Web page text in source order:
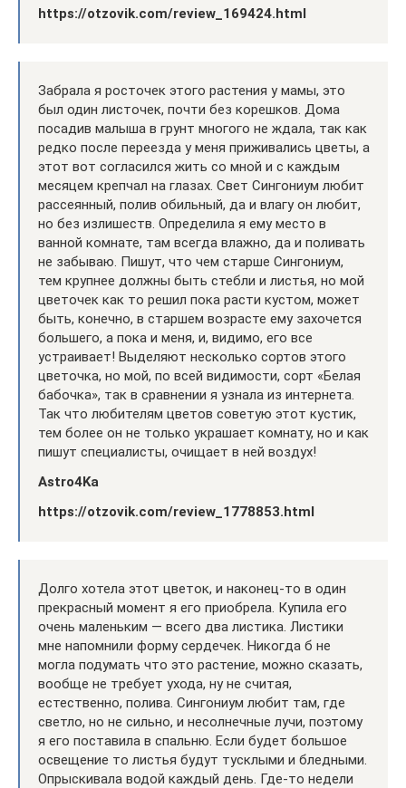
https://otzovik.com/review_169424.html
Забрала я росточек этого растения у мамы, это
был один листочек, почти без корешков. Дома
посадив малыша в грунт многого не ждала, так как
редко после переезда у меня приживались цветы, а
этот вот согласился жить со мной и с каждым
месяцем крепчал на глазах. Свет Сингониум любит
рассеянный, полив обильный, да и влагу он любит,
но без излишеств. Определила я ему место в
ванной комнате, там всегда влажно, да и поливать
не забываю. Пишут, что чем старше Сингониум,
тем крупнее должны быть стебли и листья, но мой
цветочек как то решил пока расти кустом, может
быть, конечно, в старшем возрасте ему захочется
большего, а пока и меня, и, видимо, его все
устраивает! Выделяют несколько сортов этого
цветочка, но мой, по всей видимости, сорт «Белая
бабочка», так в сравнении я узнала из интернета.
Так что любителям цветов советую этот кустик,
тем более он не только украшает комнату, но и как
пишут специалисты, очищает в ней воздух!
Astro4Ka
https://otzovik.com/review_1778853.html
Долго хотела этот цветок, и наконец-то в один
прекрасный момент я его приобрела. Купила его
очень маленьким — всего два листика. Листики
мне напомнили форму сердечек. Никогда б не
могла подумать что это растение, можно сказать,
вообще не требует ухода, ну не считая,
естественно, полива. Сингониум любит там, где
светло, но не сильно, и несолнечные лучи, поэтому
я его поставила в спальню. Если будет большое
освещение то листья будут тусклыми и бледными.
Опрыскивала водой каждый день. Где-то недели